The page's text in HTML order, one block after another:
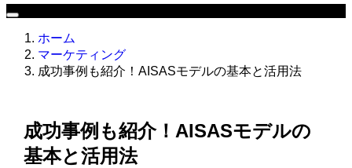
ホーム
マーケティング
成功事例も紹介！AISASモデルの基本と活用法
成功事例も紹介！AISASモデルの
基本と活用法